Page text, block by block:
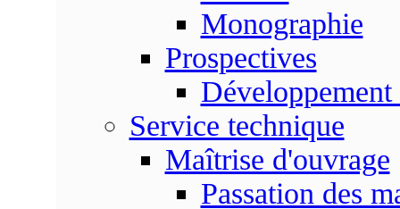
Monographie
Prospectives
Développement
Service technique
Maîtrise d'ouvrage
Passation des